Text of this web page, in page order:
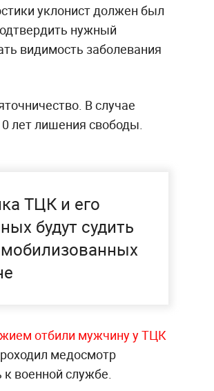
уклонист должен был
нужный
видимость заболевания
В случае
лет лишения свободы.
ТЦК и его
будут судить
отбили мужчину у ТЦК
медосмотр
военной службе.